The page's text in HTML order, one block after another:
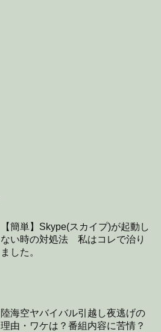
【簡単】Skype(スカイプ)が起動し
ない時の対処法 私はコレで治り
ました。
陸海空ヤバイバル引越し夜逃げの
理由・ワケは？番組内容に苦情？